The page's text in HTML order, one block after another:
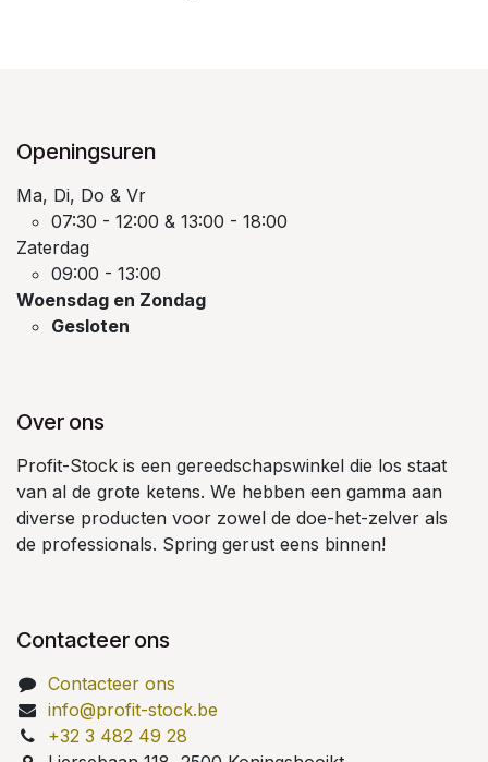
Openingsuren
Ma, Di, Do & Vr
07:30 - 12:00 & 13:00 - 18:00
Zaterdag
09:00 - 13:00
Woensdag en Zondag
Gesloten
Over ons
Profit-Stock is een gereedschapswinkel die los staat
van al de grote ketens. We hebben een gamma aan
diverse producten voor zowel de doe-het-zelver als
de professionals. Spring gerust eens binnen!
Contacteer ons
Contacteer ons
info@profit-stock.be
+32 3 482 49 28